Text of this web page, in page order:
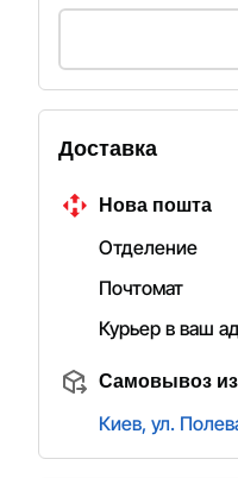
Доставка
Нова пошта
Отделение
Почтомат
Курьер в ваш
Самовывоз из
Киев, ул.